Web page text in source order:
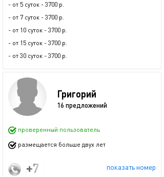
- от 5 суток - 3700 р.
- от 7 суток - 3700 р.
- от 10 суток - 3700 р.
- от 15 суток - 3700 р.
- от 30 суток - 3700 р.
Григорий
16 предложений
проверенный пользователь
размещается больше двух лет
показать номер
+7 (999) 117-81-28